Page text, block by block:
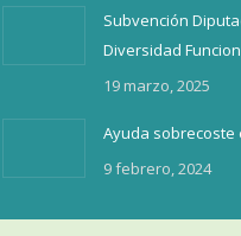
Subvención
Diversidad
19 marzo, 2025
Ayuda sobrecoste
9 febrero, 2024